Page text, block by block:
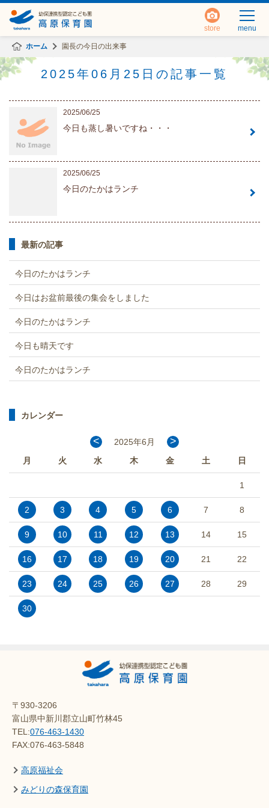
menu
store
ホーム 園長の今日の出来事
2025年06月25日の記事一覧
2025/06/25
今日も蒸し暑いですね・・・
2025/06/25
今日のたかはランチ
最新の記事
今日のたかはランチ
今日はお盆前最後の集会をしました
今日のたかはランチ
今日も晴天です
今日のたかはランチ
カレンダー
< 2025年6月 >
月 火 水 木 金 土 日
1
2 3 4 5 6 7 8
9 10 11 12 13 14 15
16 17 18 19 20 21 22
23 24 25 26 27 28 29
30
〒930-3206
富山県中新川郡立山町竹林45
TEL:076-463-1430
FAX:076-463-5848
高原福祉会
みどりの森保育園